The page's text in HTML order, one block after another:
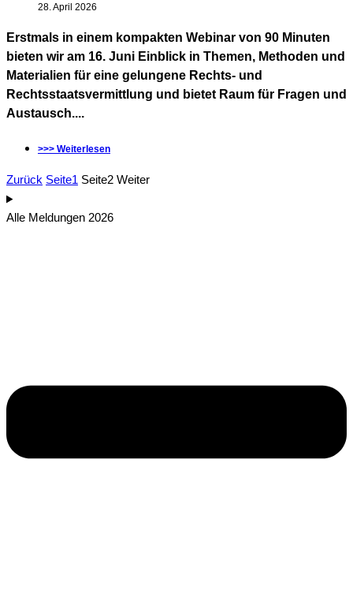
28. April 2026
Erstmals in einem kompakten Webinar von 90 Minuten
bieten wir am 16. Juni Einblick in Themen, Methoden und
Materialien für eine gelungene Rechts- und
Rechtsstaatsvermittlung und bietet Raum für Fragen und
Austausch....
>>> Weiterlesen
Zurück Seite1 Seite2 Weiter
Alle Meldungen 2026